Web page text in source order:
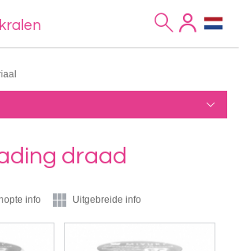
kralen
draad
info Uitgebreide info